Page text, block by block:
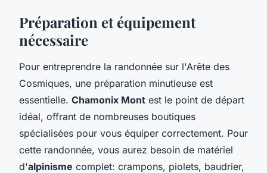
Préparation et équipement
nécessaire
Pour entreprendre la randonnée sur l'Arête des
Cosmiques, une préparation minutieuse est
essentielle. Chamonix Mont est le point de départ
idéal, offrant de nombreuses boutiques
spécialisées pour vous équiper correctement. Pour
cette randonnée, vous aurez besoin de matériel
d'alpinisme complet: crampons, piolets, baudrier,